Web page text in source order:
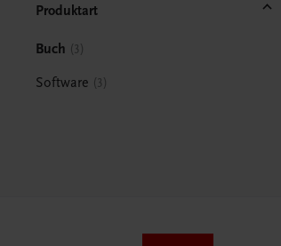
Produktart
Buch 3
Software 3